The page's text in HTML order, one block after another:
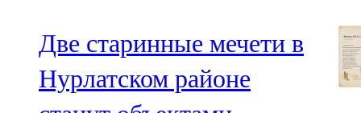
Две старинные мечети в
Нурлатском районе